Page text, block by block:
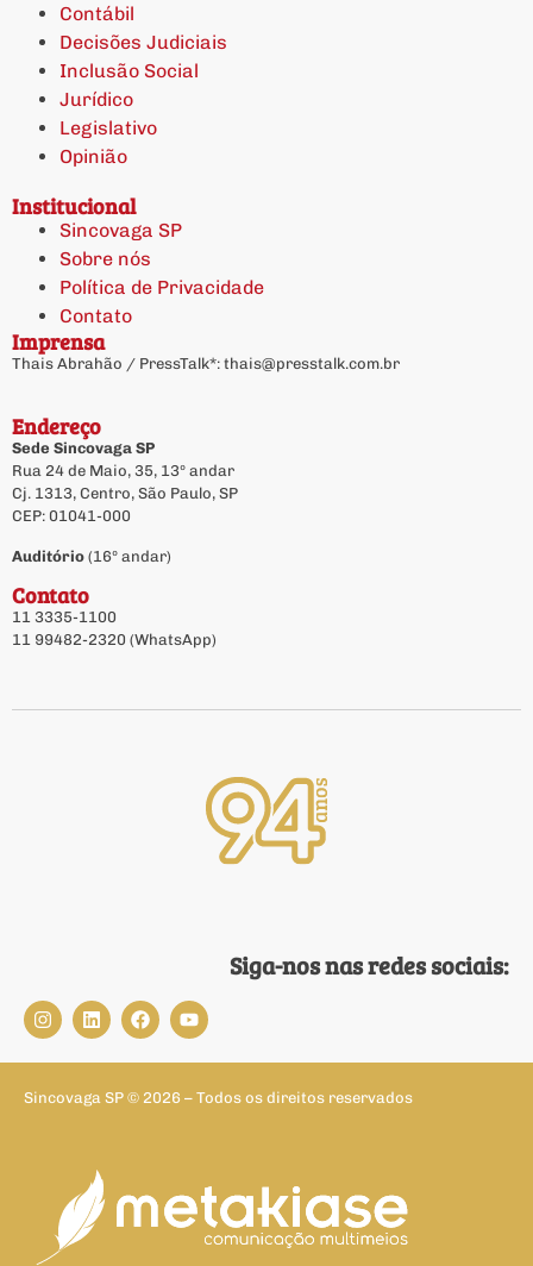
Contábil
Decisões Judiciais
Inclusão Social
Jurídico
Legislativo
Opinião
Institucional
Sincovaga SP
Sobre nós
Política de Privacidade
Contato
Imprensa
Thais Abrahão / PressTalk*: thais@presstalk.com.br
Endereço
Sede Sincovaga SP
Rua 24 de Maio, 35, 13º andar
Cj. 1313, Centro, São Paulo, SP
CEP: 01041-000
Auditório (16º andar)
Contato
11 3335-1100
11 99482-2320 (WhatsApp)
Siga-nos nas redes sociais:
Sincovaga SP © 2026 – Todos os direitos reservados